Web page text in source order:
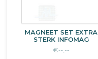
MAGNEET SET EXTRA
STERK INFOMAG
€--,--